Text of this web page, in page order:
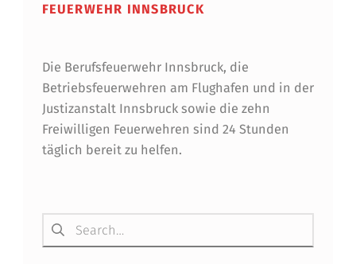
S
E
W
E
R
I
N
FEUERWEHR INNSBRUCK
Die Berufsfeuerwehr Innsbruck, die
Betriebsfeuerwehren am Flughafen und in der
Justizanstalt Innsbruck sowie die zehn
Freiwilligen Feuerwehren sind 24 Stunden
täglich bereit zu helfen.
Suchen nach: